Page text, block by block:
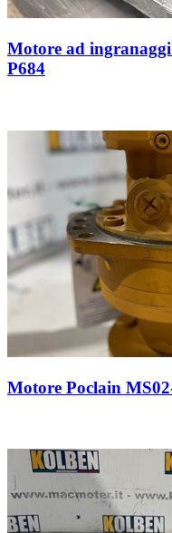
Motore ad
P684
Motore Poclain